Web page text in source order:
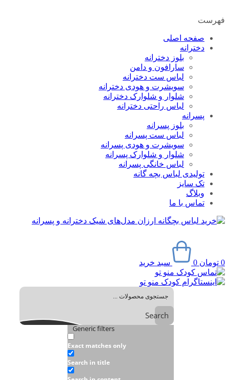
فهرست
صفحه اصلی
دخترانه
بلوز دخترانه
سارافون و دامن
لباس ست دخترانه
سویشرت و هودی دخترانه
شلوار و شلوارک دخترانه
لباس راحتی دخترانه
پسرانه
بلوز پسرانه
لباس ست پسرانه
سویشرت و هودی پسرانه
شلوار و شلوارک پسرانه
لباس خانگی پسرانه
تولیدی لباس بچه گانه
تک سایز
وبلاگ
تماس با ما
0 تومان 0 سبد خرید
Search
Generic filters
Exact matches only
Search in title